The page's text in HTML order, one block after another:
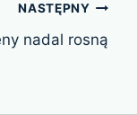
NASTĘPNY
nadal rosną